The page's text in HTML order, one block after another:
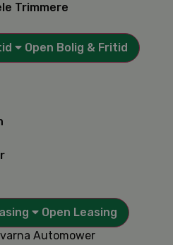
Trimmere
Open Bolig & Fritid
Open Leasing
Automower